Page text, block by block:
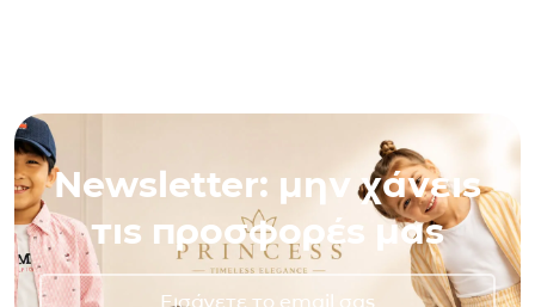
Newsletter: μην χάνεις
τις προσφορές μας